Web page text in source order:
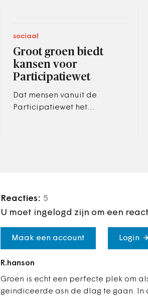
sociaal
Groot groen biedt
kansen voor
Participatiewet
Dat mensen vanuit de
Participatiewet het
Reacties: 5
U moet ingelogd zijn om een
Maak een account Login
R.hanson
Groen is echt een perfecte plek om
geindiceerde asn de dlag te gaan.